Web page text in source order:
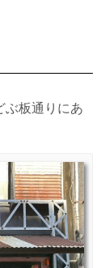
ぶ板通りにあ